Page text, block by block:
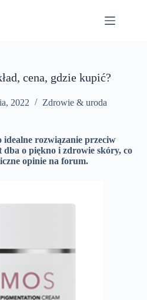
cena, gdzie kupić?
2022 Zdrowie & uroda
rozwiązanie przeciw
o piękno i zdrowie skóry, co
opinie na forum.